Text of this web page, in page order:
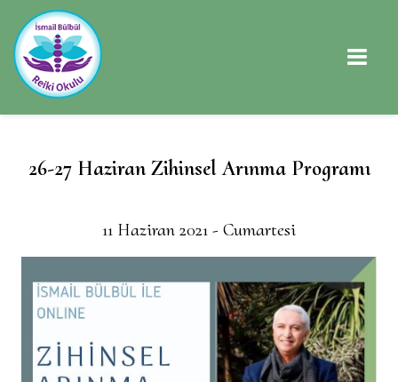
26-27 Haziran Zihinsel Arınma Programı
11 Haziran 2021 - Cumartesi